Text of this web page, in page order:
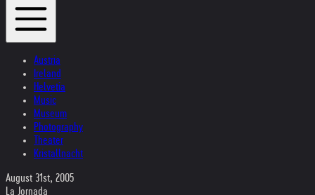
Austria
Ireland
Helvetia
Music
Museum
Photography
Theater
Kristallnacht
August 31st, 2005
La Jornada